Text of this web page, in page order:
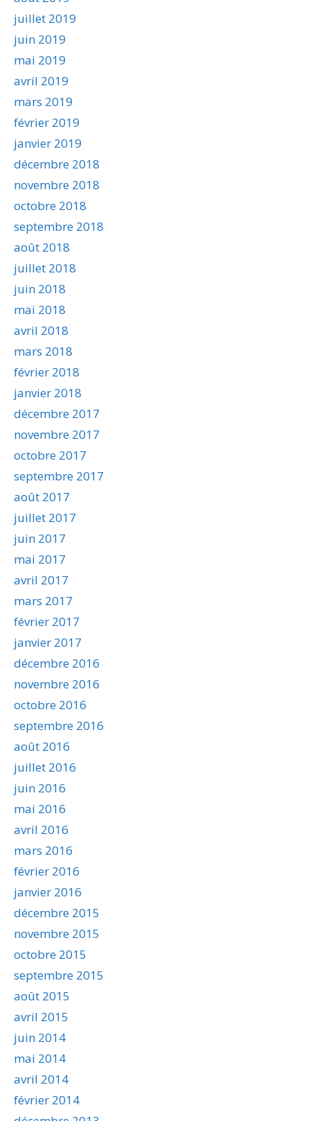
juillet 2019
juin 2019
mai 2019
avril 2019
mars 2019
février 2019
janvier 2019
décembre 2018
novembre 2018
octobre 2018
septembre 2018
août 2018
juillet 2018
juin 2018
mai 2018
avril 2018
mars 2018
février 2018
janvier 2018
décembre 2017
novembre 2017
octobre 2017
septembre 2017
août 2017
juillet 2017
juin 2017
mai 2017
avril 2017
mars 2017
février 2017
janvier 2017
décembre 2016
novembre 2016
octobre 2016
septembre 2016
août 2016
juillet 2016
juin 2016
mai 2016
avril 2016
mars 2016
février 2016
janvier 2016
décembre 2015
novembre 2015
octobre 2015
septembre 2015
août 2015
avril 2015
juin 2014
mai 2014
avril 2014
février 2014